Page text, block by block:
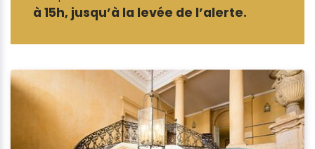
à 15h, jusqu’à la levée de l’alerte.